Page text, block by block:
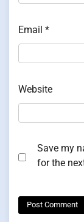
Email *
Website
Save my
for the